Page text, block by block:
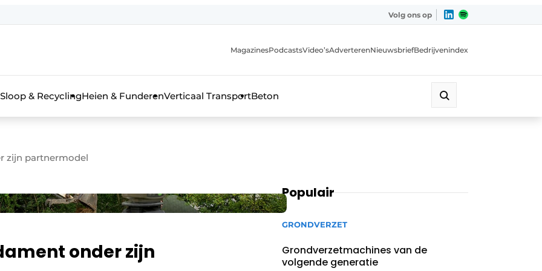
de aanmelding
voor de aanmelding FR
& bouwmachines
Volg ons op
MagazinesPodcastsVideo’sAdverterenNieuwsbriefBedrijvenindex
Sloop & RecyclingHeien & FunderenVerticaal TransportBeton
zijn partnermodel
onder zijn
Populair
GRONDVERZET
Grondverzetmachines van de
volgende generatie